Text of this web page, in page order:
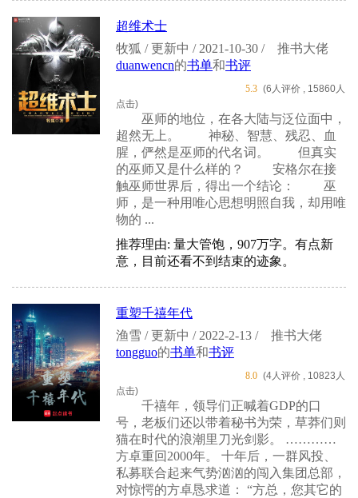
超维术士
牧狐 / 更新中 / 2021-10-30 /
推书大佬
duanwencn的书单和书评
5.3 (6人评价 , 15860人
点击)
巫师的地位，在各大陆与泛位面中，
超然无上。 神秘、智慧、残忍、血
腥，俨然是巫师的代名词。 但真实
的巫师又是什么样的？ 安格尔在接
触巫师世界后，得出一个结论： 巫
师，是一种用唯心思想明照自我，却用唯
物的 ...
推荐理由: 量大管饱，907万字。有点新
意，目前还看不到结束的迹象。
重塑千禧年代
渔雪 / 更新中 / 2022-2-13 /
推书大佬
tongguo的书单和书评
8.0 (4人评价 , 10823人
点击)
千禧年，领导们正喊着GDP的口
号，老板们还以带着秘书为荣，草莽们则
猫在时代的浪潮里刀光剑影。 …………
方卓重回2000年。 十年后，一群风投、
私募联合起来气势汹汹的闯入集团总部，
对惊愕的方卓恳求道： “方总，您其它的